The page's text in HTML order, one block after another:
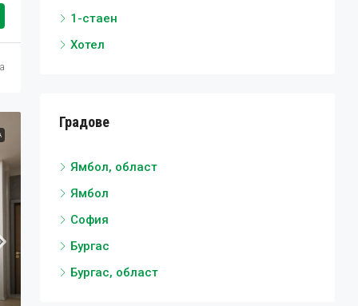
1-стаен
Хотел
Градове
Ямбол, област
Ямбол
София
Бургас
Бургас, област